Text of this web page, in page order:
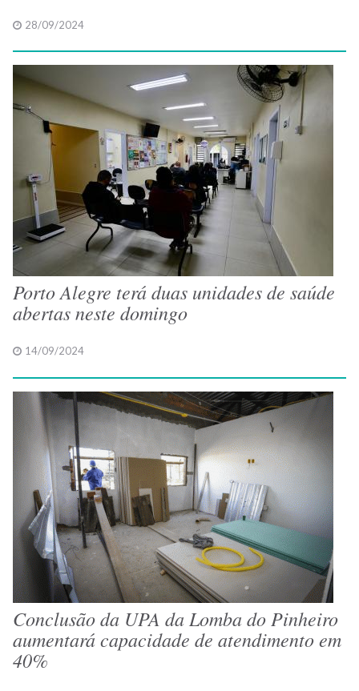
28/09/2024
Porto Alegre terá duas unidades de saúde
abertas neste domingo
14/09/2024
Conclusão da UPA da Lomba do Pinheiro
aumentará capacidade de atendimento em
40%